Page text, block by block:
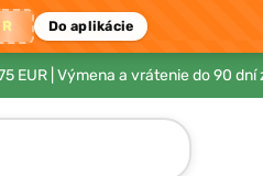
Do aplikácie
EUR | Výmena a vrátenie do 90 dní